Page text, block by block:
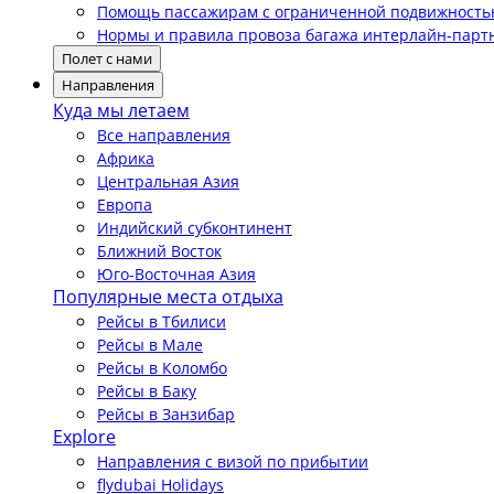
Помощь пассажирам с ограниченной
Нормы и правила провоза багажа интерлайн-
Полет с нами
Направления
Куда мы летаем
Все направления
Африка
Центральная Азия
Европа
Индийский субконтинент
Ближний Восток
Юго-Восточная Азия
Популярные места отдыха
Рейсы в Тбилиси
Рейсы в Мале
Рейсы в Коломбо
Рейсы в Баку
Рейсы в Занзибар
Explore
Направления с визой по прибытии
flydubai Holidays